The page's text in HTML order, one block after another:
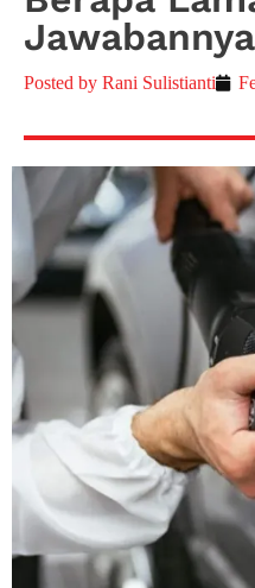
Jawabannya
Posted by Rani Sulistianti